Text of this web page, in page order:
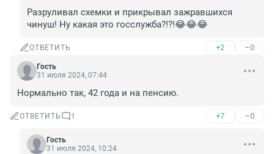
Разруливал схемки и прикрывал зажравшихся
чинуш! Ну какая это госслужба?!?!😂😂😂
ОТВЕТИТЬ +2 –0
Гость
31 июля 2024, 07:44
Нормально так, 42 года и на пенсию.
ОТВЕТИТЬ 1 +7 –0
Гость
31 июля 2024, 10:24